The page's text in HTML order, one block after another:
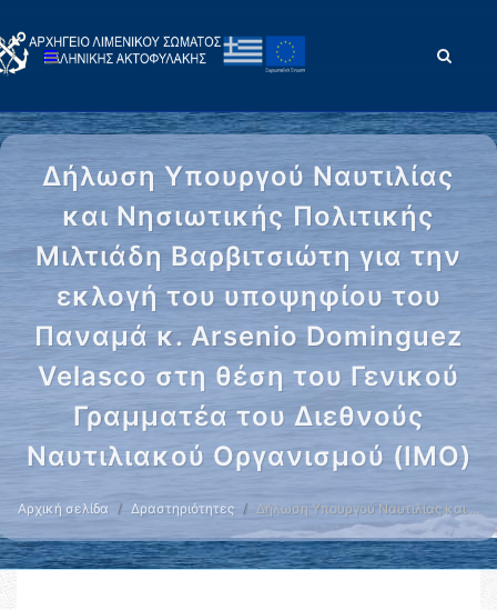
Δήλωση Υπουργού Ναυτιλίας
και Νησιωτικής Πολιτικής
Μιλτιάδη Βαρβιτσιώτη για την
εκλογή του υποψηφίου του
Παναμά κ. Arsenio Dominguez
Velasco στη θέση του Γενικού
Γραμματέα του Διεθνούς
Ναυτιλιακού Οργανισμού (ΙΜΟ)
Αρχική σελίδα Δραστηριότητες Δήλωση Υπουργού Ναυτιλίας και …